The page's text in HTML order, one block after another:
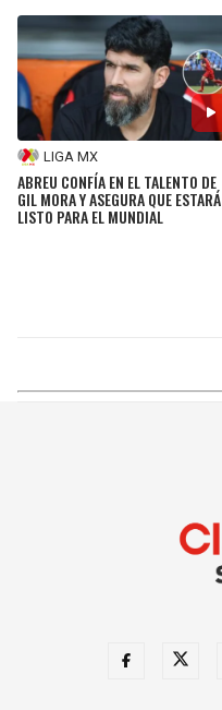
LIGA MX
ABREU CONFÍA EN EL TALENTO DE
GIL MORA Y ASEGURA QUE ESTARÁ
LISTO PARA EL MUNDIAL